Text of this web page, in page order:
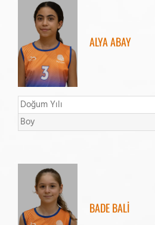
ALYA ABAY
Doğum Yılı
Boy
BADE BALİ